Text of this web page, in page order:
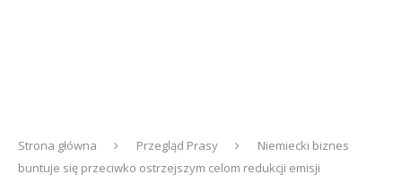
Strona główna Przegląd Prasy
Niemiecki biznes
buntuje się przeciwko ostrzejszym celom redukcji emisji